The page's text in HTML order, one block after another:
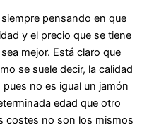
pensando en que
y el precio que se tiene
mejor. Está claro que
se suele decir, la calidad
no es igual un jamón
edad que otro
costes no son los mismos